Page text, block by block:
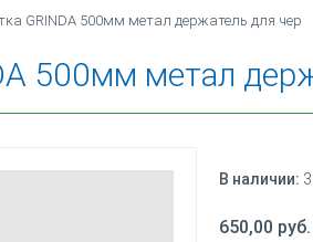
GRINDA 500мм метал держатель для чер
500мм метал
В наличии:
650,00 руб.